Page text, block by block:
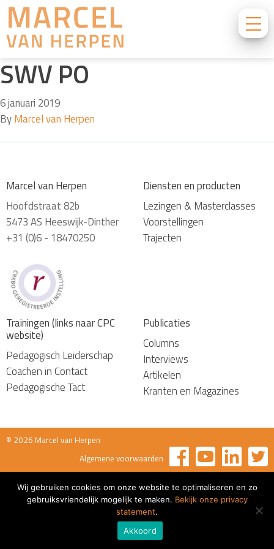
SWV PO
6 januari 2019
ByMarcel van Herpen
Marcel van Herpen
Hoofdstraat 82b
5473 AS Heeswijk-Dinther
+31 (0)6 - 18470250
Diensten en producten
Lezingen & Masterclasses
Voorstellingen
Trajecten
Trainingen (links naar CPC
website)
Pedagogisch Leiderschap
Coachen in Contact
Pedagogische Tact
Publicaties
Columns
Interviews
Artikelen
Kranten en Magazines
© 2026 Marcel van Herpen
Algemene voorwaarden
Wij gebruiken cookies om onze website te optimaliseren en zo
gebruiksvriendelijk mogelijk te maken. Bekijk onze privacy
statement.
Akkoord